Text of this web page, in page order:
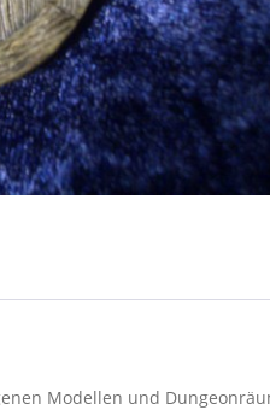
Modellen und